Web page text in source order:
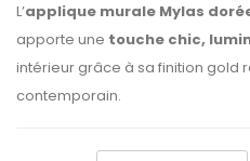
L’applique murale Mylas
apporte une touche chic,
intérieur grâce à sa finition gold
contemporain.